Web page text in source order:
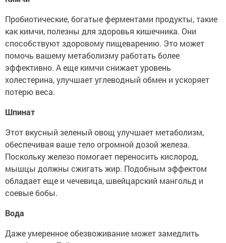
Пробиотические, богатые ферментами продукты, такие
как кимчи, полезны для здоровья кишечника. Они
способствуют здоровому пищеварению. Это может
помочь вашему метаболизму работать более
эффективно. А еще кимчи снижает уровень
холестерина, улучшает углеводный обмен и ускоряет
потерю веса.
Шпинат
Этот вкусный зеленый овощ улучшает метаболизм,
обеспечивая ваше тело огромной дозой железа.
Поскольку железо помогает переносить кислород,
мышцы должны сжигать жир. Подобным эффектом
обладает еще и чечевица, швейцарский мангольд и
соевые бобы.
Вода
Даже умеренное обезвоживание может замедлить